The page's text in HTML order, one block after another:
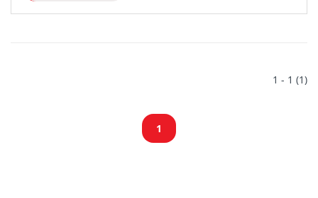
1 - 1 (1)
1